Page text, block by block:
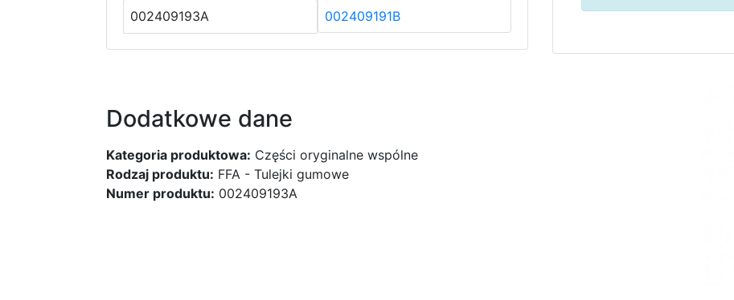
002409193A 002409191B
Dodatkowe dane
Kategoria produktowa: Części oryginalne wspólne
Rodzaj produktu: FFA - Tulejki gumowe
Numer produktu: 002409193A